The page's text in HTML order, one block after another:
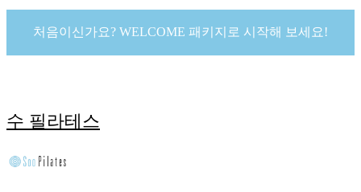
처음이신가요? WELCOME 패키지로 시작해 보세요!
수 필라테스